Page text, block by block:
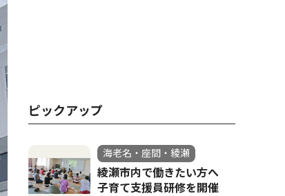
ピックアップ
海老名・座間・綾瀬
綾瀬市内で働きたい方へ
子育て支援員研修を開催